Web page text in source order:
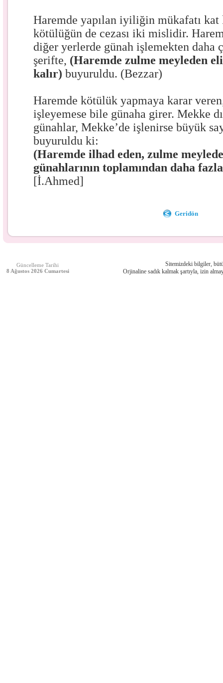
Haremde yapılan iyiliğin mükafatı
kötülüğün de cezası iki mislidir.
diğer yerlerde günah işlemekten
şerifte, (Haremde zulme meyleden
kalır)buyuruldu. (Bezzar)
Haremde kötülük yapmaya karar
işleyemese bile günaha girer. Mekke
günahlar, Mekke’de işlenirse büyük
buyuruldu ki:
(Haremde ilhad eden, zulme
günahlarının toplamından daha
[İ.Ahmed]
Geridön
Güncelleme Tarihi
8 Ağustos 2026 Cumartesi
Sitemizdeki bilgiler,
Orjinaline sadık kalmak şartıyla, izin